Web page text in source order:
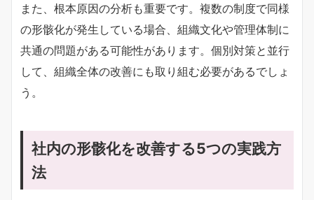
また、根本原因の分析も重要です。複数の制度で同様
の形骸化が発生している場合、組織文化や管理体制に
共通の問題がある可能性があります。個別対策と並行
して、組織全体の改善にも取り組む必要があるでしょ
う。
社内の形骸化を改善する5つの実践方
法